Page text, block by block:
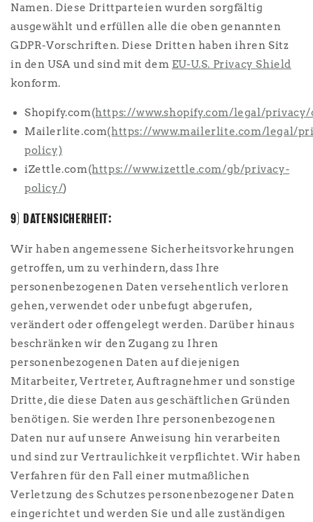
Namen. Diese Drittparteien wurden sorgfältig
ausgewählt und erfüllen alle die oben genannten
GDPR-Vorschriften. Diese Dritten haben ihren Sitz
in den USA und sind mit dem EU-U.S. Privacy Shield
konform.
Shopify.com(https://www.shopify.com/legal/
Mailerlite.com(https://www.mailerlite.com/legal/
policy)
iZettle.com(https://www.izettle.com/gb/privacy-
policy/)
9) DATENSICHERHEIT:
Wir haben angemessene Sicherheitsvorkehrungen
getroffen, um zu verhindern, dass Ihre
personenbezogenen Daten versehentlich verloren
gehen, verwendet oder unbefugt abgerufen,
verändert oder offengelegt werden. Darüber hinaus
beschränken wir den Zugang zu Ihren
personenbezogenen Daten auf diejenigen
Mitarbeiter, Vertreter, Auftragnehmer und sonstige
Dritte, die diese Daten aus geschäftlichen Gründen
benötigen. Sie werden Ihre personenbezogenen
Daten nur auf unsere Anweisung hin verarbeiten
und sind zur Vertraulichkeit verpflichtet. Wir haben
Verfahren für den Fall einer mutmaßlichen
Verletzung des Schutzes personenbezogener Daten
eingerichtet und werden Sie und alle zuständigen